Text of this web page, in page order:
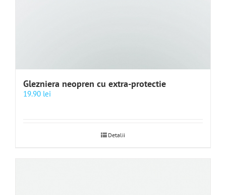
Glezniera neopren cu extra-protectie
19.90 lei
Detalii